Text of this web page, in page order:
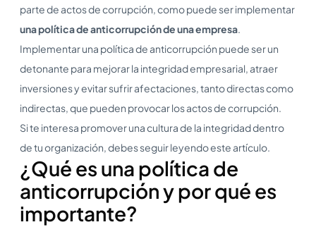
parte de actos de corrupción, como puede ser implementar
una política de anticorrupción de una empresa.
Implementar una política de anticorrupción puede ser un
detonante para mejorar la integridad empresarial, atraer
inversiones y evitar sufrir afectaciones, tanto directas como
indirectas, que pueden provocar los actos de corrupción.
Si te interesa promover una cultura de la integridad dentro
de tu organización, debes seguir leyendo este artículo.
¿Qué es una política de
anticorrupción y por qué es
importante?